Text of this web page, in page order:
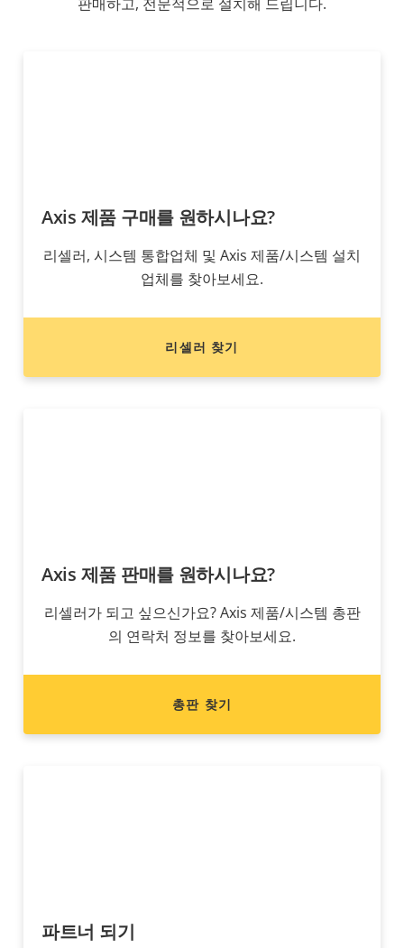
Axis 제품 구매를 원하시나요?
리셀러, 시스템 통합업체 및 Axis 제품/시스템 설치
업체를 찾아보세요.
리셀러 찾기
Axis 제품 판매를 원하시나요?
리셀러가 되고 싶으신가요? Axis 제품/시스템 총판
의 연락처 정보를 찾아보세요.
총판 찾기
파트너 되기